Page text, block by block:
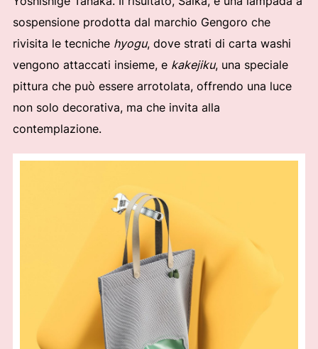
sospensione prodotta dal marchio Gengoro che
rivisita le tecniche hyogu, dove strati di carta washi
vengono attaccati insieme, e kakejiku, una speciale
pittura che può essere arrotolata, offrendo una luce
non solo decorativa, ma che invita alla
contemplazione.